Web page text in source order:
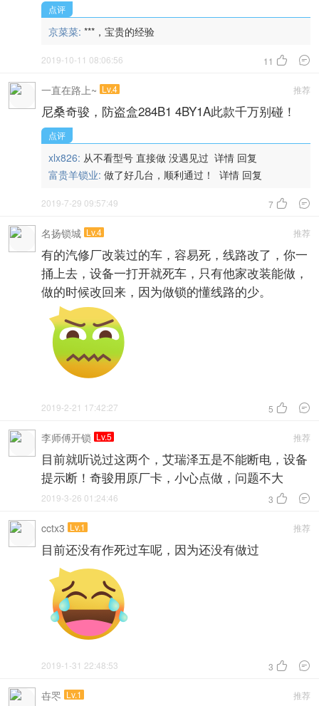
点评
京菜菜: ***，宝贵的经验
11  
2019-10-11 08:06:56
推荐
一直在路上~ Lv.4
尼桑奇骏，防盗盒284B1 4BY1A此款千万别碰！
点评
xlx826: 从不看型号 直接做 没遇见过 详情 回复
富贵羊锁业: 做了好几台，顺利通过！ 详情 回复
7  
2019-7-29 09:57:49
推荐
名扬锁城 Lv.4
有的汽修厂改装过的车，容易死，线路改了，你一
捅上去，设备一打开就死车，只有他家改装能做，
做的时候改回来，因为做锁的懂线路的少。
5  
2019-2-21 17:42:27
推荐
李师傅开锁 Lv.5
目前就听说过这两个，艾瑞泽五是不能断电，设备
提示断！奇骏用原厂卡，小心点做，问题不大
3  
2019-3-26 01:24:46
推荐
cctx3 Lv.1
目前还没有作死过车呢，因为还没有做过
3  
2019-1-31 22:48:53
推荐
卋罖 Lv.1